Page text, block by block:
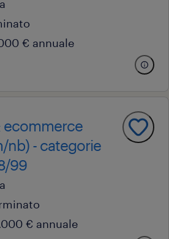
€ annuale
ecommerce
nb) - categorie
99
€ annuale